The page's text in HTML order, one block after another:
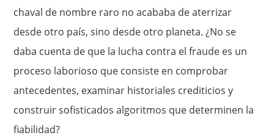
chaval de nombre raro no acababa de aterrizar
desde otro país, sino desde otro planeta. ¿No se
daba cuenta de que la lucha contra el fraude es un
proceso laborioso que consiste en comprobar
antecedentes, examinar historiales crediticios y
construir sofisticados algoritmos que determinen la
fiabilidad?